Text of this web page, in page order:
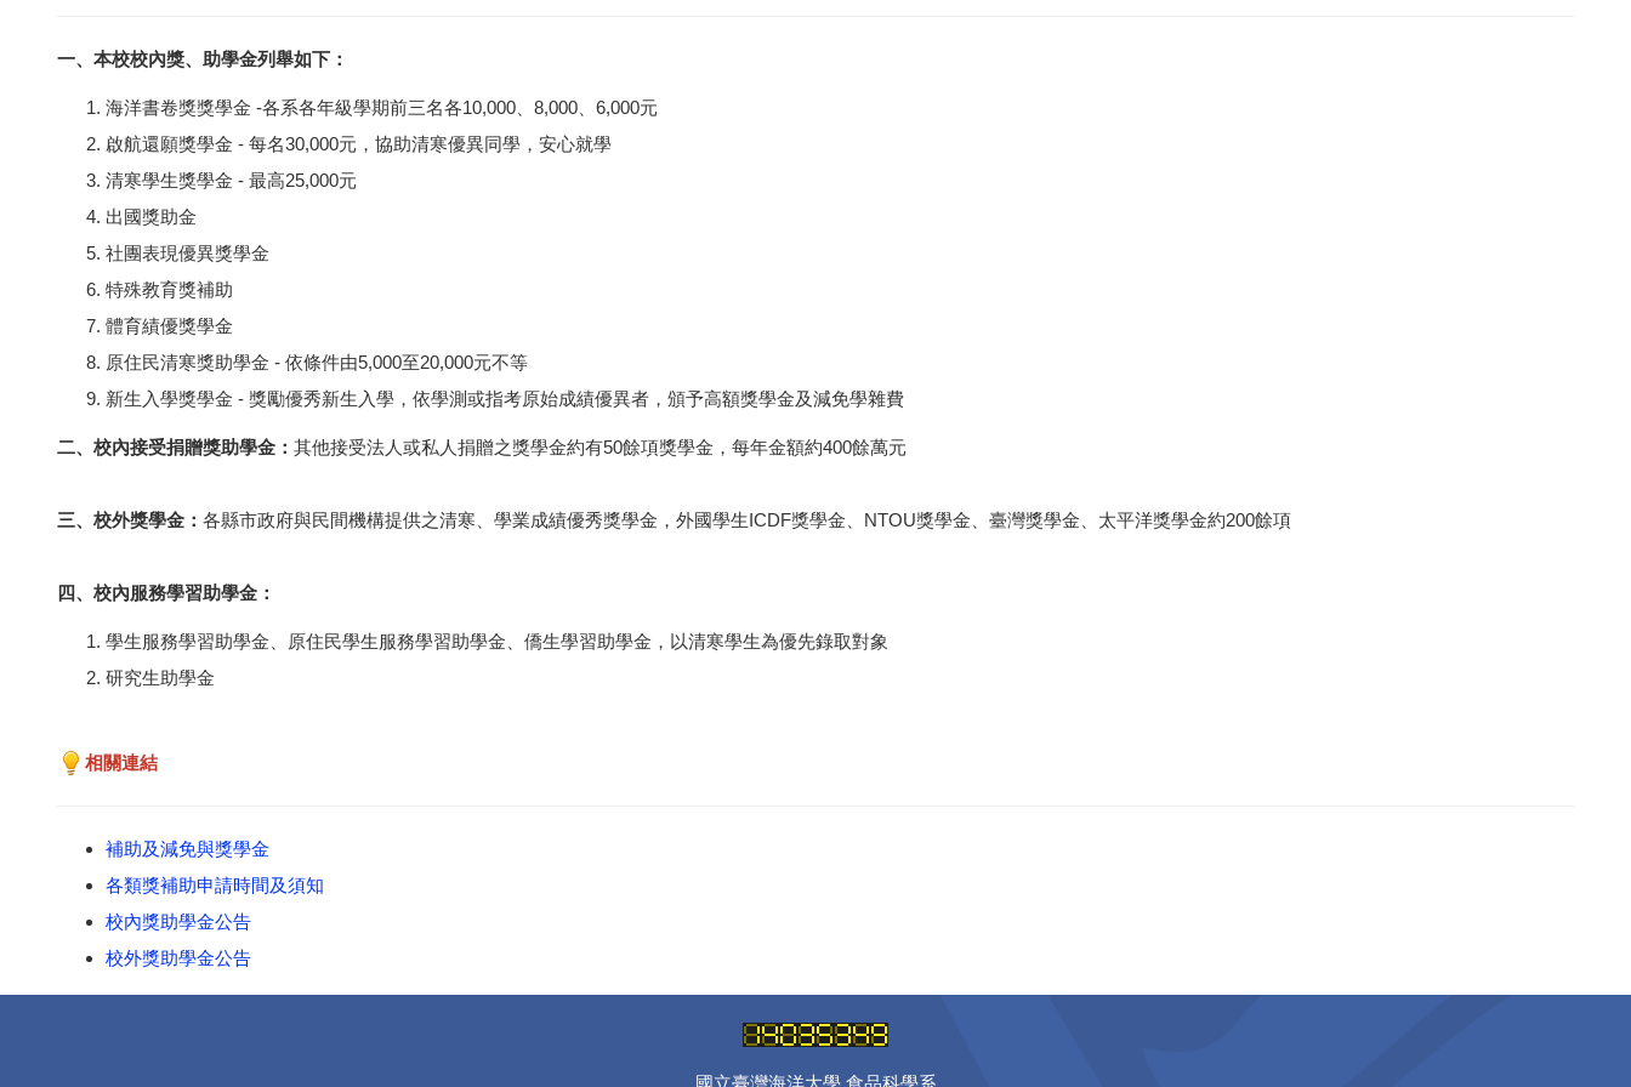
一、 本校校內獎、助學金列舉如下：
海洋書卷獎獎學金 -各系各年級學期前三名各10,000、8,000、6,000元
啟航還願獎學金 - 每名30,000元，協助清寒優異同學，安心就學
清寒學生獎學金 - 最高25,000元
出國獎助金
社團表現優異獎學金
特殊教育獎補助
體育績優獎學金
原住民清寒獎助學金 - 依條件由5,000至20,000元不等
新生入學獎學金 - 獎勵優秀新生入學，依學測或指考原始成績優異者，頒予高額獎學金及減免學雜費
二、校內接受捐贈獎助學金： 其他接受法人或私人捐贈之獎學金約有50餘項獎學金，每年金額約400餘萬元
三、校外獎學金： 各縣市政府與民間機構提供之清寒、學業成績優秀獎學金，外國學生ICDF獎學金、NTOU獎學金、臺灣獎學金、太平洋獎學金約200餘項
四、校內服務學習助學金：
學生服務學習助學金、原住民學生服務學習助學金、僑生學習助學金，以清寒學生為優先錄取對象
研究生助學金
相關連結
補助及減免與獎學金
各類獎補助申請時間及須知
校內獎助學金公告
校外獎助學金公告
國立臺灣海洋大學 食品科學系